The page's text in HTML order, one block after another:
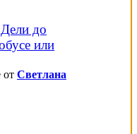
до
или
от Светлана